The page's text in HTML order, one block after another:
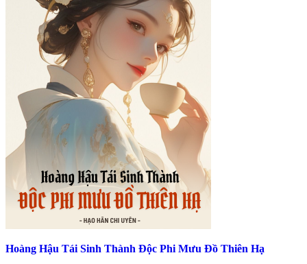
Hoàng Hậu Tái Sinh Thành Độc Phi Mưu Đồ Thiên Hạ